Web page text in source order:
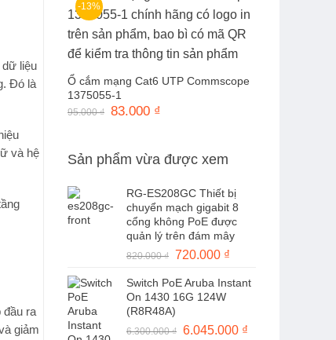
3.099.000 ₫.
-13%
Ổ cắm mạng Cat6 UTP Commscope
1375055-1
95.000₫ Giá
83.000 ₫
83.000 ₫.
Sản phẩm vừa được xem
RG-ES208GC Thiết bị
chuyển mạch gigabit 8
cổng không PoE được
quản lý trên đám mây
820.000₫ Giá
là:
820.000 ₫.
720.000 ₫
tại
Switch PoE Aruba Instant
On 1430 16G 124W
(R8R48A)
6.300.000₫ Giá
6.045.000 ₫
dữ liệu
Đó là
và hệ
đầu ra
giảm